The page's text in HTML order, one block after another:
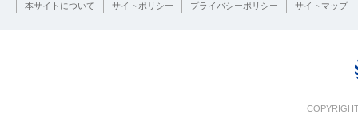
本サイトについて サイトポリシー プライバシーポリシー サイトマップ